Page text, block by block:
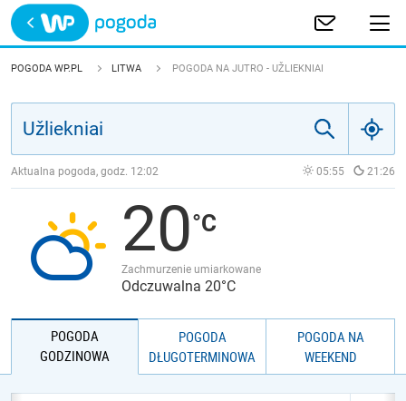
Trwa ładowanie
POLSKA
JAKOŚĆ POWIETRZA
POGODA WP.PL LITWA POGODA NA JUTRO - UŽLIEKNIAI
Aktualna pogoda, godz. 12:02 05:55 21:26
20
Zachmurzenie umiarkowane
Odczuwalna 20°C
POGODA
GODZINOWA
POGODA
DŁUGOTERMINOWA
POGODA NA
WEEKEND